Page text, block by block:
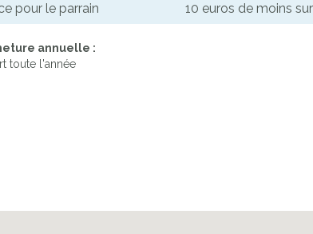
pour le parrain 10 euros de moins
annuelle :
toute l'année